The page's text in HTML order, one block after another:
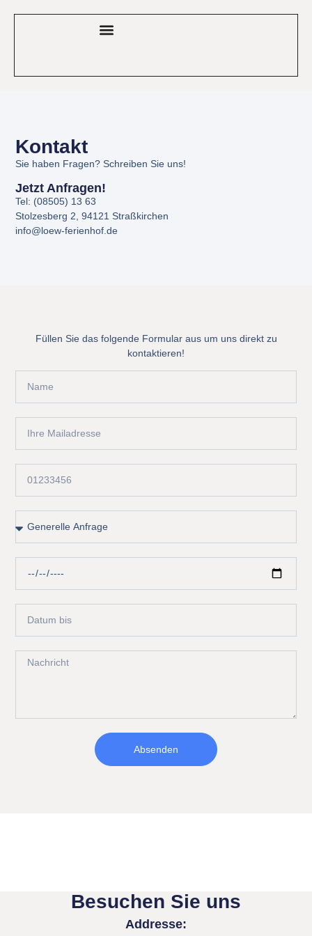
Kontakt
Sie haben Fragen? Schreiben Sie uns!
Jetzt Anfragen!
Tel: (08505) 13 63
Stolzesberg 2, 94121 Straßkirchen
info@loew-ferienhof.de
Füllen Sie das folgende Formular aus um uns direkt zu
kontaktieren!
Absenden
Besuchen Sie uns
Addresse: